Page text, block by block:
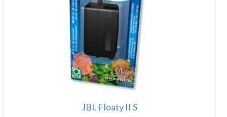
JBL Floaty II S